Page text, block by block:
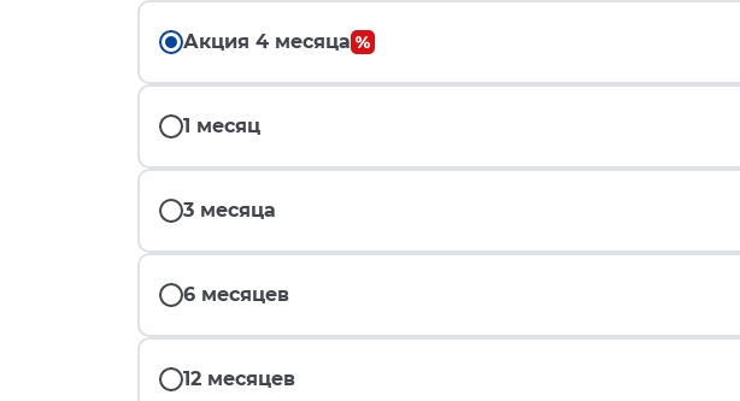
Акция 4 месяца
1 месяц
3 месяца
6 месяцев
12 месяцев